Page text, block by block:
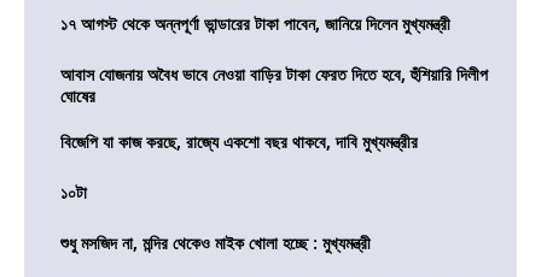
১৭ আগস্ট থেকে অন্নপূর্ণা ভান্ডারের টাকা পাবেন, জানিয়ে দিলেন মুখ্যমন্ত্রী
আবাস যোজনায় অবৈধ ভাবে নেওয়া বাড়ির টাকা ফেরত দিতে হবে, হুঁশিয়ারি দিলীপ
ঘোষের
বিজেপি যা কাজ করছে, রাজ্যে একশো বছর থাকবে, দাবি মুখ্যমন্ত্রীর
১০টা
শুধু মসজিদ না, মন্দির থেকেও মাইক খোলা হচ্ছে : মুখ্যমন্ত্রী